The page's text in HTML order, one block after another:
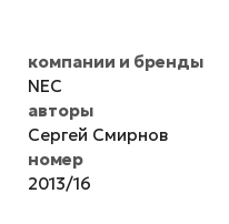
компании и бренды
NEC
авторы
Сергей Смирнов
номер
2013/16